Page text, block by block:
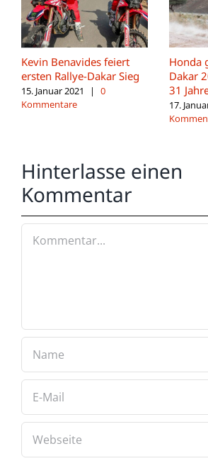
Kevin Benavides feiert
ersten Rallye-Dakar Sieg
15. Januar 2021 |
0
Kommentare
Honda
Dakar
31
17.
Hinterlasse einen
Kommentar